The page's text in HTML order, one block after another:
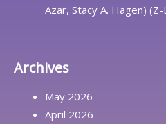
Azar, Stacy A. Hagen)
Archives
May 2026
April 2026